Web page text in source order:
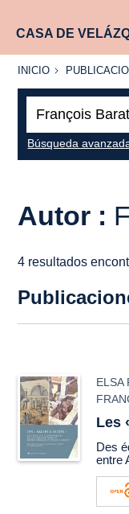
CASA DE
INICIO
INICIO
Búsqueda
Autor :
4 resultados
ELSA
Les
Des
entre